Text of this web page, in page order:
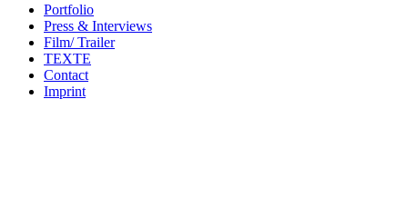
Portfolio
Press & Interviews
Film/ Trailer
TEXTE
Contact
Imprint